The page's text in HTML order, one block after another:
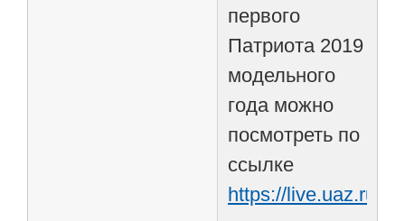
первого
Патриота 2019
модельного
года можно
посмотреть по
ссылке
https://live.uaz.ru/.